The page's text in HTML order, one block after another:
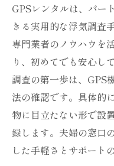
夫婦の窓口の
とは
相談から利
ト
夫婦の窓口経
典
GPSレンタ
る理由
GPSレンタルは、パー
きる実用的な浮気調査
専門業者のノウハウを
り、初めてでも安心し
調査の第一歩は、GPS
法の確認です。具体的
物に目立たない形で設
録します。夫婦の窓口
した手軽さとサポート